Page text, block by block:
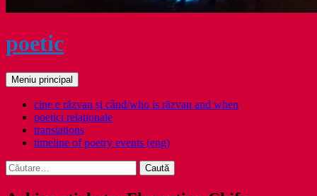
poetic
Caută
Meniu principal
cine e răzvan și când/who is răzvan and when
poetici relaţionale
translations
timeline of poetry events (eng)
Caută
după: